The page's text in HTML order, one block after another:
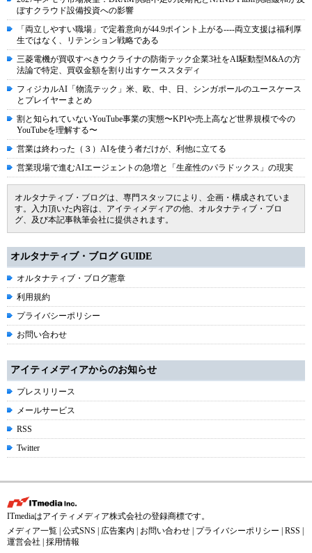
ぼすクラウド設備投資への影響
「両立しやすい職場」で定着意向が44.9ポイント上がる----両立支援は福利厚
生ではなく、リテンション戦略である
三菱電機が買収すべきウクライナの防衛テック企業3社をAI駆動型M&Aの方
法論で特定、買収金額を割り出すケーススタディ
フィジカルAI「物流テック」米、欧、中、日、シンガポールのユースケース
とプレイヤーまとめ
割と知られていないYouTube事業の実態〜KPIや売上高など世界規模で今の
YouTubeを理解する〜
営業は終わった（３）AIを使う者だけが、利他に立てる
営業現場で進むAIエージェントの急増と「生産性のパラドックス」の現実
オルタナティブ・ブログは、専門スタッフにより、企画・構成されていま
す。入力頂いた内容は、アイティメディアの他、オルタナティブ・ブロ
グ、及び本記事執筆会社に提供されます。
オルタナティブ・ブログ GUIDE
オルタナティブ・ブログ憲章
利用規約
プライバシーポリシー
お問い合わせ
アイティメディアからのお知らせ
プレスリリース
メールサービス
RSS
Twitter
ITmediaはアイティメディア株式会社の登録商標です。
メディア一覧 公式SNS 広告案内 お問い合わせ プライバシーポリシー RSS
運営会社
採用情報